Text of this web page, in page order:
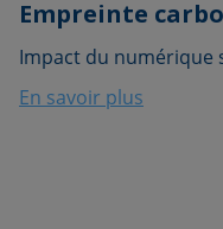
Empreinte
Impact du numérique
En savoir plus